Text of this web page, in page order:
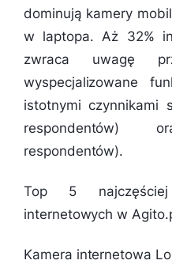
dominują kamery
w laptopa. Aż 32%
zwraca uwagę
wyspecjalizowane
istotnymi czynnikami
respondentów)
respondentów).
Top 5 najczęściej
internetowych w
Kamera internetowa